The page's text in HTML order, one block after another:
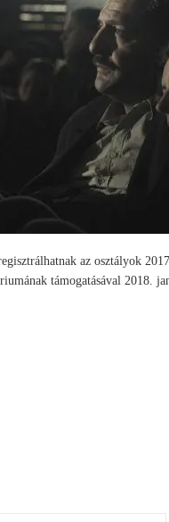
az osztályok
támogatásával 2018.